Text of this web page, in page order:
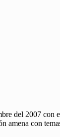
del 2007 con
amena con